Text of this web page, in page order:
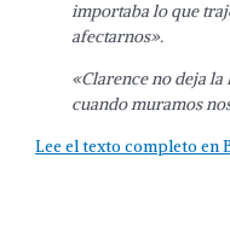
importaba lo que
afectarnos».
«Clarence no deja la
cuando muramos
Lee el texto completo en